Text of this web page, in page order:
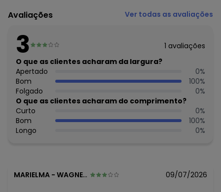
Cuidados para conservação do produto: NÃO USAR
Tecido: Moletom
Composição: 100% algodão
Histórico de preços
O preço apresentado abaixo é o menor oferecido em
algum dia do mês, para o menor tamanho disponível.
agosto/2026
julho/2026 N/D*
junho/2026 N/D*
maio/2026 N/D*
Avaliações Ver todas as avaliações
3 1 avaliações
O que as clientes acharam da largura?
Apertado
0%
Bom
100%
Folgado
0%
O que as clientes acharam do comprimento?
Curto
0%
Bom
100%
Longo
0%
MARIELMA - WAGNER - BA 09/07/2026